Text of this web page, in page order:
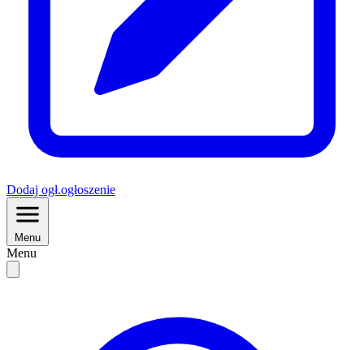
Dodaj ogł.ogłoszenie
Menu
Menu